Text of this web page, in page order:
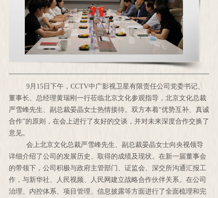
9月15日下午，CCTV中广影视卫星有限责任公司党委书记、
董事长、总经理黄瑞刚一行莅临北京文化参观指导，北京文化总裁
严雪峰先生、副总裁晏晶女士热情接待。双方本着“优势互补、真诚
合作”的原则，在会上进行了友好的交谈，并对未来深度合作交换了
意见。
会上北京文化总裁严雪峰先生、副总裁晏晶女士向央视领导
详细介绍了公司的发展历史、取得的成绩及现状。在新一届董事会
的带领下，公司积极与政府主管部门、证监会、深交所沟通汇报工
作，与新华社、人民视频、人民网建立战略合作伙伴关系。在公司
治理、内控体系、项目管理、信息披露等方面进行了全面梳理和完